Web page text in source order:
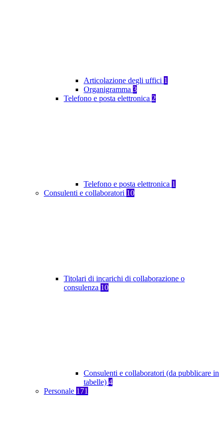
Articolazione degli uffici 1
Organigramma 3
Telefono e posta elettronica 2
Telefono e posta elettronica 1
Consulenti e collaboratori 10
Titolari di incarichi di collaborazione o
consulenza 10
Consulenti e collaboratori (da pubblicare in
tabelle) 4
Personale 171